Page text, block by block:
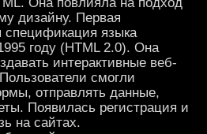
дизайну. Первая
языка
году (HTML 2.0). Она
интерактивные веб-
смогли
отправлять данные,
Появилась регистрация и
на сайтах.